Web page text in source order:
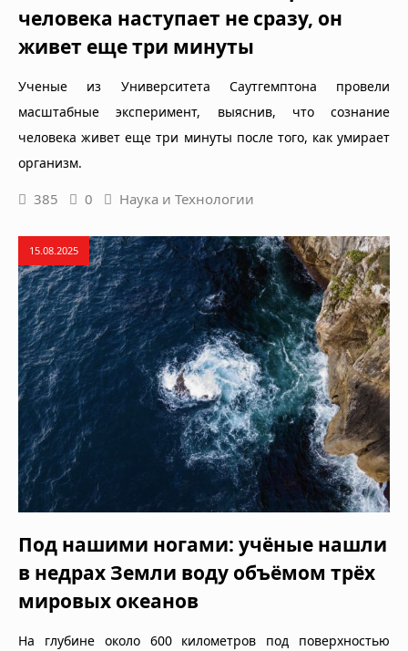
человека наступает не сразу, он
живет еще три минуты
Ученые из Университета Саутгемптона провели
масштабные эксперимент, выяснив, что сознание
человека живет еще три минуты после того, как умирает
организм.
385 0 Наука и Технологии
15.08.2025
Под нашими ногами: учёные нашли
в недрах Земли воду объёмом трёх
мировых океанов
На глубине около 600 километров под поверхностью